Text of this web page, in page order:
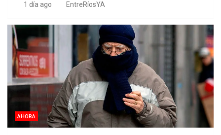
1 día ago EntreRíosYA
AHORA